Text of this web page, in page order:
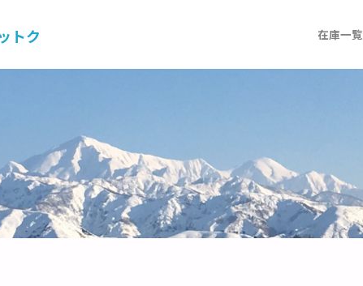
トク 在庫一覧